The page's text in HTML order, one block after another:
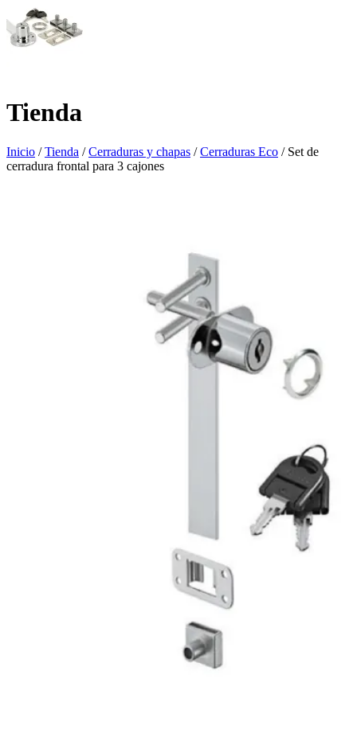
Tienda
Inicio /Tienda /Cerraduras y chapas /Cerraduras Eco / Set de
cerradura frontal para 3 cajones